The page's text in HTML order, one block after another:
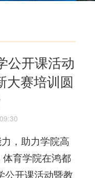
公开课活动
大赛培训圆
，助力学院高
体育学院在鸿都
公开课活动暨教